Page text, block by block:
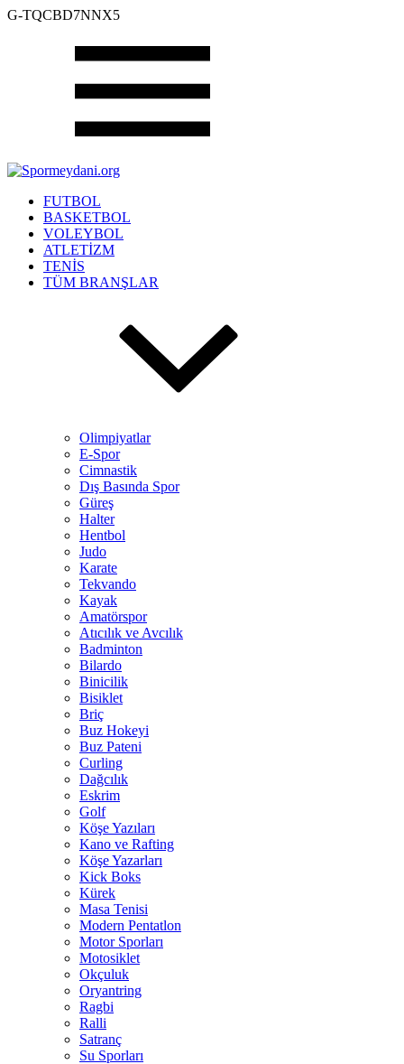
G-TQCBD7NNX5
FUTBOL
BASKETBOL
VOLEYBOL
ATLETİZM
TENİS
TÜM BRANŞLAR
Olimpiyatlar
E-Spor
Cimnastik
Dış Basında Spor
Güreş
Halter
Hentbol
Judo
Karate
Tekvando
Kayak
Amatörspor
Atıcılık ve Avcılık
Badminton
Bilardo
Binicilik
Bisiklet
Briç
Buz Hokeyi
Buz Pateni
Curling
Dağcılık
Eskrim
Golf
Köşe Yazıları
Kano ve Rafting
Köşe Yazarları
Kick Boks
Kürek
Masa Tenisi
Modern Pentatlon
Motor Sporları
Motosiklet
Okçuluk
Oryantring
Ragbi
Ralli
Satranç
Su Sporları